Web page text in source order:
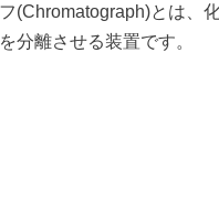
(Chromatograph)とは、
分離させる装置です。